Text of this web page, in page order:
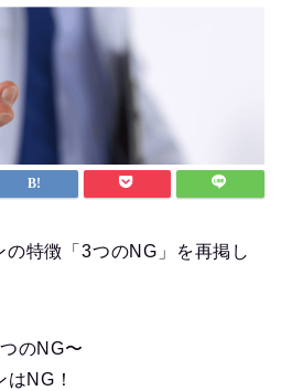
特徴「3つのNG」を再掲し
のNG〜
NG！